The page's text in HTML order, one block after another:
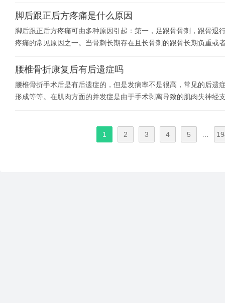
脚后跟正后方疼痛是什么原因
脚后跟正后方疼痛可由多种原因引起：第一，足跟骨骨刺，跟骨
疼痛的常见原因之一。当骨刺长期存在且长骨刺的跟骨长期负重或
腰椎骨折康复后有后遗症吗
腰椎骨折手术后是有后遗症的，但是发病率不是很高，常见的后遗
形成等等。在肌肉方面的并发症是由于手术剥离导致的肌肉失神经
1 2 3 4 5 …